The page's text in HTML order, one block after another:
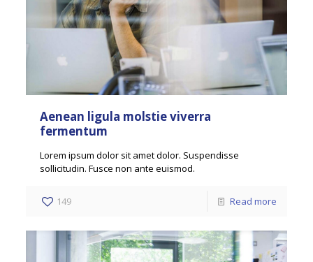
Aenean ligula molstie viverra
fermentum
Lorem ipsum dolor sit amet dolor. Suspendisse
sollicitudin. Fusce non ante euismod.
149 Read more